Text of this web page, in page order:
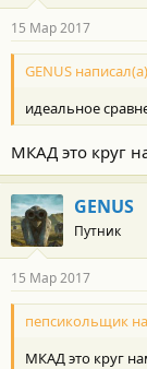
15 Мар 2017
GENUS
идеальное
МКАД это круг
GENUS
Путник
15 Мар 2017
пепсикольщик
МКАД это круг